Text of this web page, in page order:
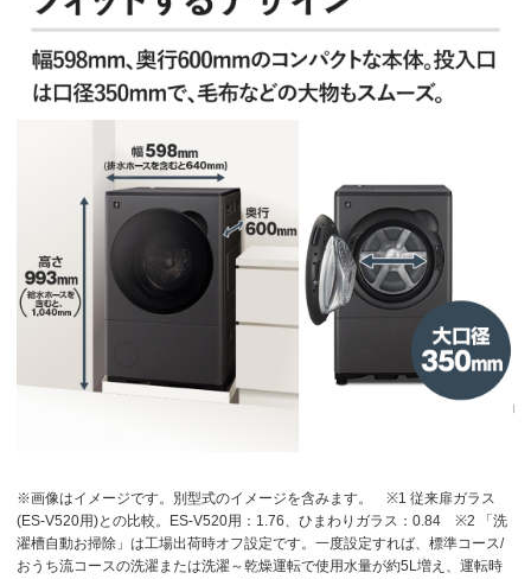
※画像はイメージです。別型式のイメージを含みます。
※1 従来扉ガラス
(ES-V520用)との比較。ES-V520用：1.76、ひまわりガラス：0.84
※2 「洗
濯槽自動お掃除」は工場出荷時オフ設定です。一度設定すれば、標準コース/
おうち流コースの洗濯または洗濯～乾燥運転で使用水量が約5L増え、運転時